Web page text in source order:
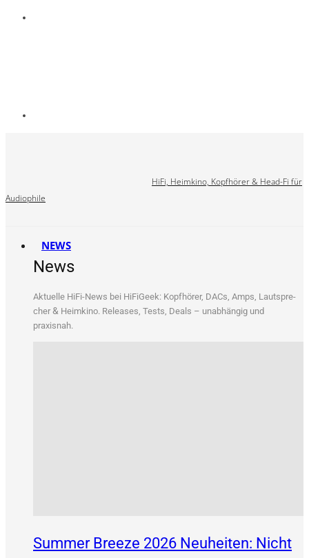
HiFi, Heimkino, Kopfhörer & Head-Fi für
Audiophile
NEWS
News
Aktu­el­le HiFi-News bei HiFi­Ge­ek: Kopf­hö­rer, DACs, Amps, Laut­spre­
cher & Heim­ki­no. Releases, Tests, Deals – unab­hän­gig und
praxisnah.
Summer Breeze 2026 Neuheiten: Nicht